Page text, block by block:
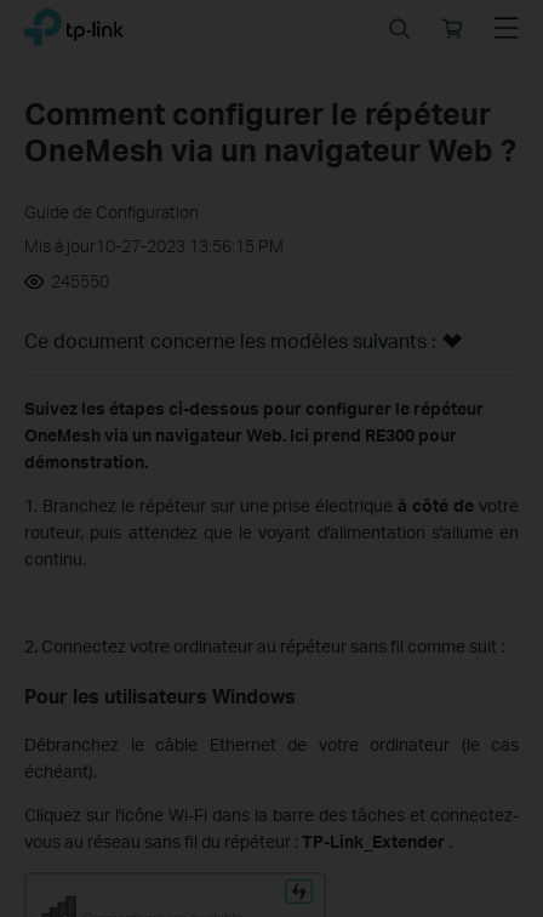
Click
navigation
TP-Link, Reliably Smart
store
Menu
Comment configurer le répéteur
OneMesh via un navigateur Web ?
Guide de Configuration
Mis à jour10-27-2023 13:56:15 PM
245550
Ce document concerne les modèles suivants :
Suivez les étapes ci-dessous pour configurer le répéteur
OneMesh via un navigateur Web. Ici prend RE300 pour
démonstration.
1. Branchez le répéteur sur une prise électrique à côté de votre
routeur, puis attendez que le voyant d'alimentation s'allume en
continu.
2. Connectez votre ordinateur au répéteur sans fil comme suit :
Pour les utilisateurs Windows
Débranchez le câble Ethernet de votre ordinateur (le cas
échéant).
Cliquez sur l'icône Wi-Fi dans la barre des tâches et connectez-
vous au réseau sans fil du répéteur : TP-Link_Extender .